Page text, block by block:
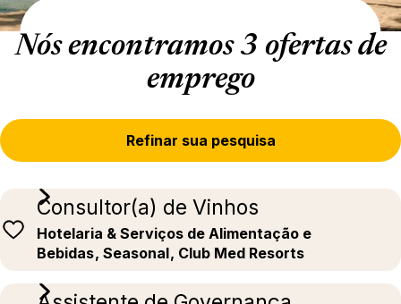
Nós encontramos 3 ofertas de
emprego
Refinar sua pesquisa
Consultor(a) de Vinhos
Hotelaria & Serviços de Alimentação e
Bebidas, Seasonal, Club Med Resorts